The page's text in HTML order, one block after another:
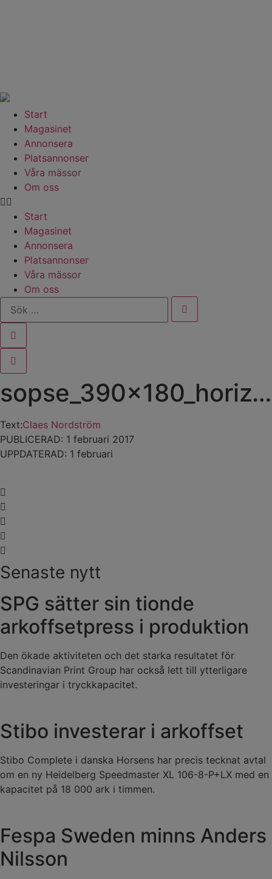
Start
Magasinet
Annonsera
Platsannonser
Våra mässor
Om oss
Start
Magasinet
Annonsera
Platsannonser
Våra mässor
Om oss
Sök
sopse_390x180_horizon
Text:Claes Nordström
PUBLICERAD: 1 februari 2017
UPPDATERAD: 1 februari
Senaste nytt
SPG sätter sin tionde
arkoffsetpress i produktion
Den ökade aktiviteten och det starka resultatet för
Scandinavian Print Group har också lett till ytterligare
investeringar i tryckkapacitet.
Stibo investerar i arkoffset
Stibo Complete i danska Horsens har precis tecknat avtal
om en ny Heidelberg Speedmaster XL 106-8-P+LX med en
kapacitet på 18 000 ark i timmen.
Fespa Sweden minns Anders
Nilsson